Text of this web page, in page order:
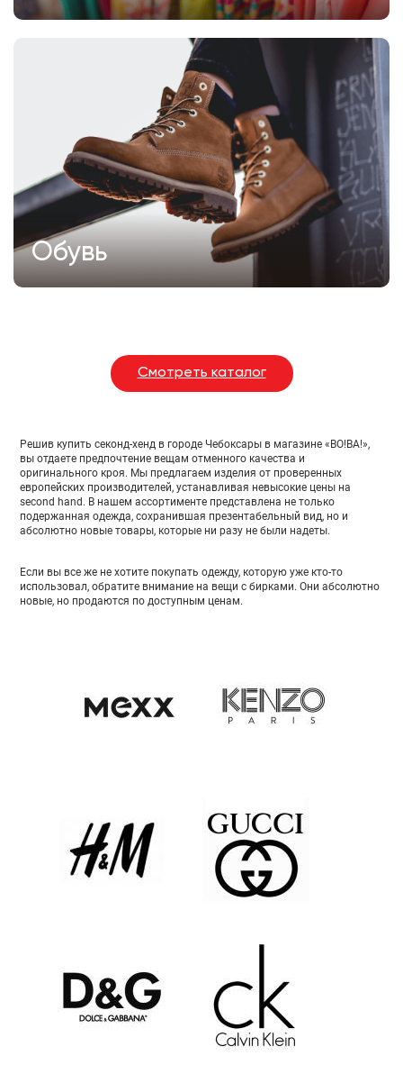
Обувь
Смотреть каталог
Решив купить секонд-хенд в городе Чебоксары в магазине «ВО!ВА!»,
вы отдаете предпочтение вещам отменного качества и
оригинального кроя. Мы предлагаем изделия от проверенных
европейских производителей, устанавливая невысокие цены на
second hand. В нашем ассортименте представлена не только
подержанная одежда, сохранившая презентабельный вид, но и
абсолютно новые товары, которые ни разу не были надеты.
Если вы все же не хотите покупать одежду, которую уже кто-то
использовал, обратите внимание на вещи с бирками. Они абсолютно
новые, но продаются по доступным ценам.